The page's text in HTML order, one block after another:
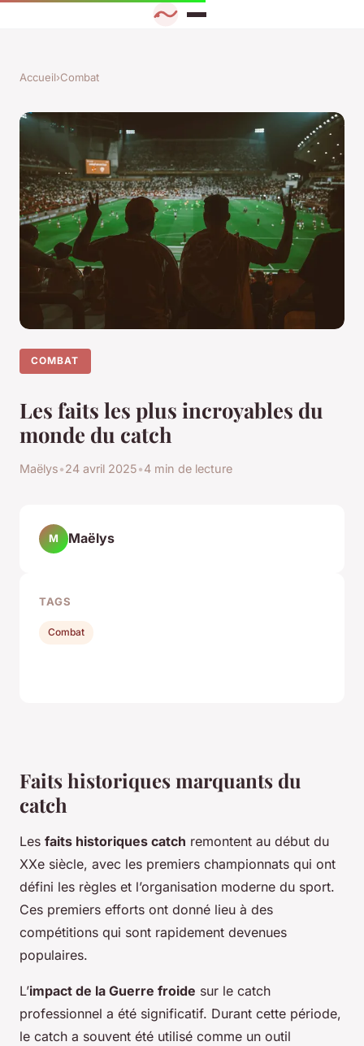
Accueil›Combat
COMBAT
Les faits les plus incroyables du
monde du catch
Maëlys•24 avril 2025•4 min de lecture
Faits historiques marquants du
catch
Les faits historiques catch remontent au début du
XXe siècle, avec les premiers championnats qui ont
défini les règles et l’organisation moderne du sport.
Ces premiers efforts ont donné lieu à des
compétitions qui sont rapidement devenues
populaires.
L’impact de la Guerre froide sur le catch
professionnel a été significatif. Durant cette période,
le catch a souvent été utilisé comme un outil
M Maëlys
TAGS
Combat